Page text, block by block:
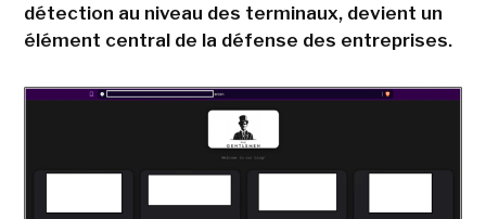
détection au niveau des terminaux, devient un
élément central de la défense des entreprises.